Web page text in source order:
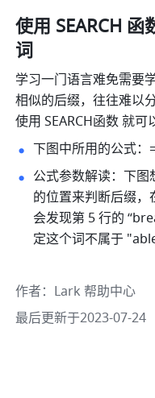
使用 SEARCH
词
学习一门语言难免需要
相似的后缀，往往难以
使用 SEARCH函数 就
下图中所用的公式：
公式参数解读：下
的位置来判断后缀
会发现第 5 行的
定这个词不属于
作者： Lark 帮助中心
最后更新于2023-07-24